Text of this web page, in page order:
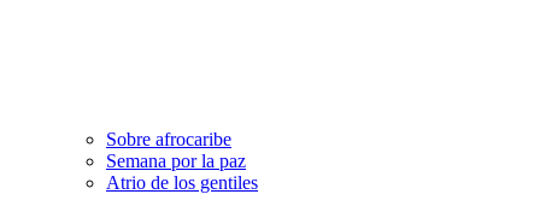
Sobre afrocaribe
Semana por la paz
Atrio de los gentiles